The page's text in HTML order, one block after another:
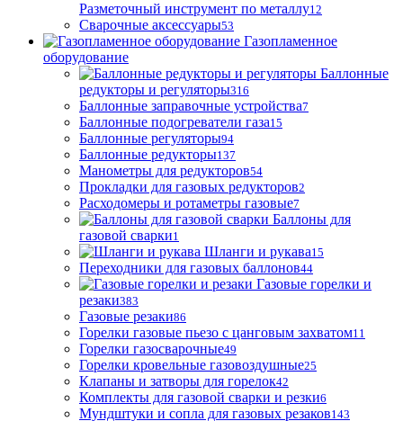
Разметочный инструмент по металлу12
Сварочные аксессуары53
Газопламенное
оборудование
Баллонные
редукторы и регуляторы316
Баллонные заправочные устройства7
Баллонные подогреватели газа15
Баллонные регуляторы94
Баллонные редукторы137
Манометры для редукторов54
Прокладки для газовых редукторов2
Расходомеры и ротаметры газовые7
Баллоны для
газовой сварки1
Шланги и рукава15
Переходники для газовых баллонов44
Газовые горелки и
резаки383
Газовые резаки86
Горелки газовые пьезо с цанговым захватом11
Горелки газосварочные49
Горелки кровельные газовоздушные25
Клапаны и затворы для горелок42
Комплекты для газовой сварки и резки6
Мундштуки и сопла для газовых резаков143